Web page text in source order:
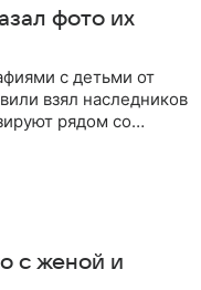
фото их
с детьми от
взял наследников
рядом со
с женой и